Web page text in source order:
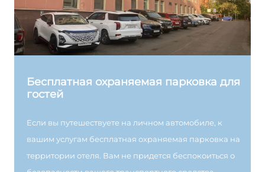
Бесплатная охраняемая парковка для
гостей
Если вы путешествуете на личном автомобиле, к
вашим услугам бесплатная охраняемая парковка на
территории отеля. Вам не придется беспокоиться о